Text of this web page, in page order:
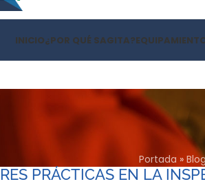
INICIO¿POR QUÉ SAGITA?
Portada »
PRÁCTICAS EN LA